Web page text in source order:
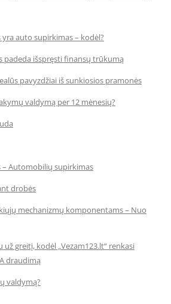
auto supirkimas – kodėl?
išspręsti finansų trūkumą
pavyzdžiai iš sunkiosios pramonės
valdymą per 12 mėnesių?
– Automobilių supirkimas
drobės
mechanizmų komponentams – Nuo
už greitį, kodėl „Vezam123.lt“ renkasi
draudimą
valdymą?